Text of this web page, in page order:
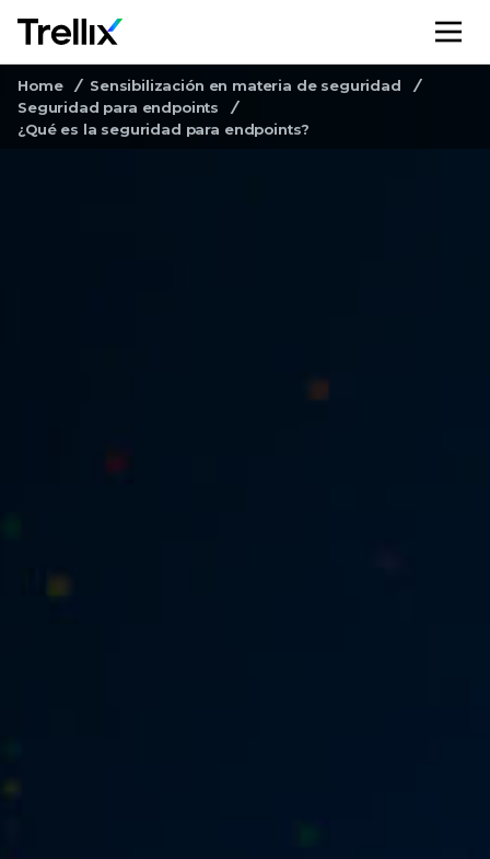
Home
Sensibilización en materia de seguridad
Seguridad para endpoints
¿Qué es la seguridad para endpoints?